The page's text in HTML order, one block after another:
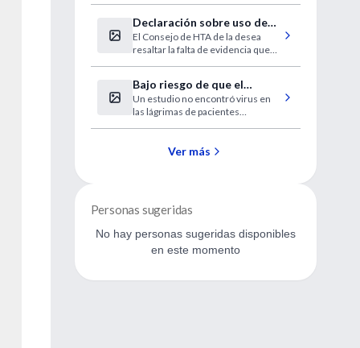
Declaración sobre uso de
IECA y ARAII durante la
pandemia COVID 19
El Consejo de HTA de la desea
resaltar la falta de evidencia que
pandémico de COVID-19
Bajo riesgo de que el
coronavirus se propague a
través de las lágrimas
Un estudio no encontró virus en
las lágrimas de pacientes
Ver más
Personas sugeridas
No hay personas sugeridas disponibles
en este momento